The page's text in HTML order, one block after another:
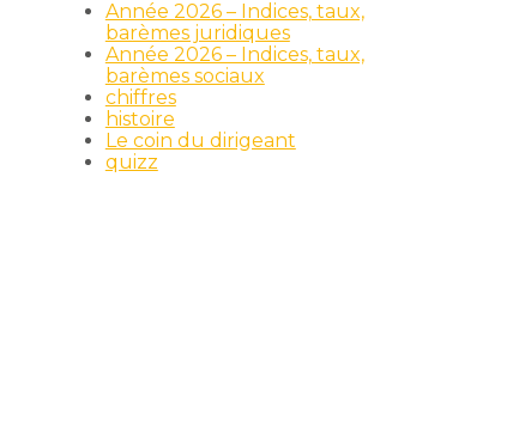
Année 2026 – Indices, taux,
barèmes juridiques
Année 2026 – Indices, taux,
barèmes sociaux
chiffres
histoire
Le coin du dirigeant
quizz